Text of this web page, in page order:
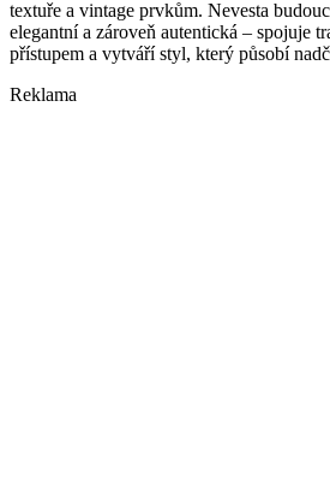
textuře a vintage prvkům. Nevesta
elegantní a zároveň autentická – spojuje
přístupem a vytváří styl, který působí
Reklama